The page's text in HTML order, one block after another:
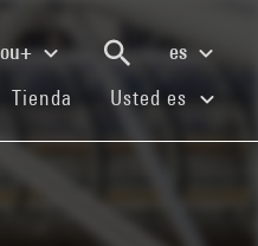
es
Tienda (current)
Usted es